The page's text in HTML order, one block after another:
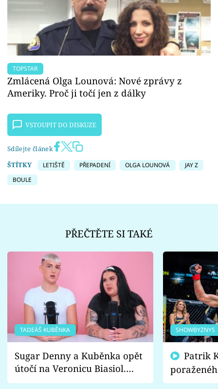
TOPSTAR
Zmlácená Olga Lounová: Nové zprávy z
Ameriky. Proč ji točí jen z dálky
VSTOUPIT DO DISKUZE
Sdílejte článek
ŠTÍTKY
LETIŠTĚ PŘEPADENÍ OLGA LOUNOVÁ
JAY Z
BOULE
PŘEČTĚTE SI TAKÉ
TADEÁŠ KUBĚNKA
Sugar Denny a Kuběnka opět
útočí na Veronicu Biasiol.
Proč je podle nich falešná a
SHOWBYZNYS
fanoušci